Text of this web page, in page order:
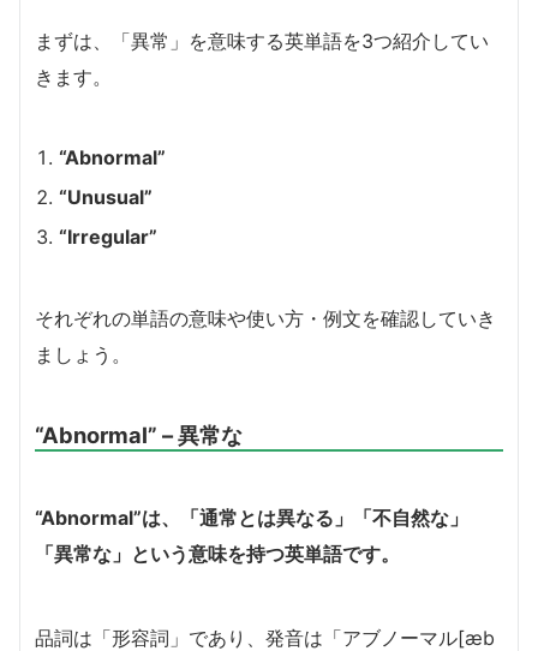
まずは、「異常」を意味する英単語を3つ紹介してい
きます。
“Abnormal”
“Unusual”
“Irregular”
それぞれの単語の意味や使い方・例文を確認していき
ましょう。
“Abnormal” – 異常な
“Abnormal”は、「通常とは異なる」「不自然な」
「異常な」という意味を持つ英単語です。
品詞は「形容詞」であり、発音は「アブノーマル[æb